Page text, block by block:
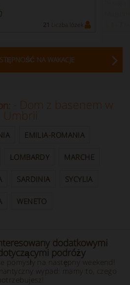
21 Liczba lózek
NA WAKACJE
- Dom z basenem w
Umbrii
EMILIA-ROMANIA
LOMBARDY MARCHE
SARDINIA SYCYLIA
WENETO
dodatkowymi
podróży
pomysły na następny weekend!
wypad: mamy to, czego